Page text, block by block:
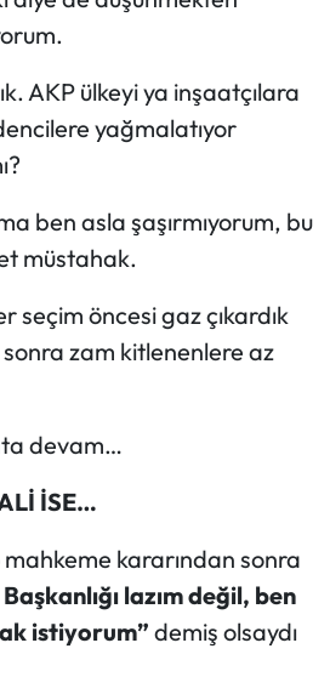
AKP ülkeyi ya inşaatçılara
yağmalatıyor
ben asla şaşırmıyorum, bu
müstahak.
seçim öncesi gaz çıkardık
sonra zam kitlenenlere az
devam…
İSE…
kararından sonra
lazım değil, ben
istiyorum” demiş olsaydı